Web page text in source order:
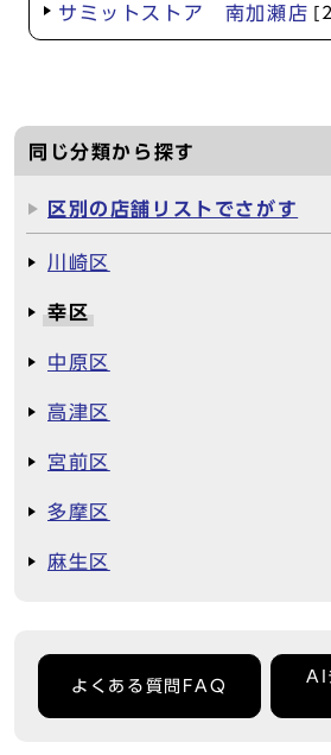
サミットストア 南加瀬店
同じ分類から探す
区別の店舗リストでさがす
川崎区
幸区
中原区
高津区
宮前区
多摩区
麻生区
よくある質問FAQ
AI